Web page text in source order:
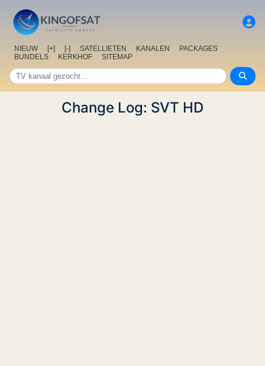
NIEUW [+] [-] SATELLIETEN KANALEN
PACKAGES
BUNDELS
KERKHOF SITEMAP
Change Log: SVT HD